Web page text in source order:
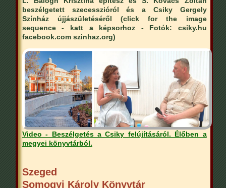
beszélgetett szecesszióról és a Csiky Gergely
Színház újjászületéséről (click for the image
sequence - katt a képsorhoz - Fotók: csiky.hu
facebook.com szinhaz.org)
Video - Beszélgetés a Csiky felújításáról. Élőben a
megyei könyvtárból.
Szeged
Somogyi Károly Könyvtár